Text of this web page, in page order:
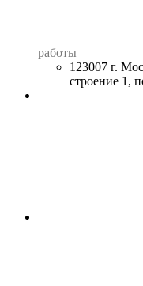
работы
123007 г.
строение 1,